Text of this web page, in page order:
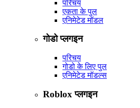
परिचय
एकता के पुल
एनिमेटेड मॉडल
गोडो प्लगइन
परिचय
गोडो के लिए पुल
एनिमेटेड मॉडल्स
Roblox प्लगइन